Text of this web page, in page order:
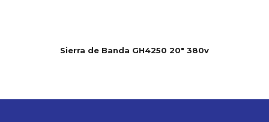
Sierra de Banda GH4250 20″ 380v